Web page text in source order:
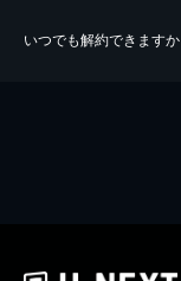
いつでも解約できますか